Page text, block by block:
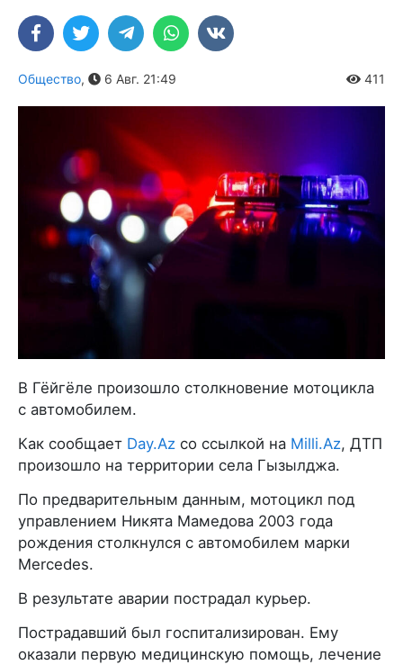
Общество, 6 Авг. 21:49 411
В Гёйгёле произошло столкновение мотоцикла
с автомобилем.
Как сообщает Day.Az со ссылкой на Milli.Az, ДТП
произошло на территории села Гызылджа.
По предварительным данным, мотоцикл под
управлением Никята Мамедова 2003 года
рождения столкнулся с автомобилем марки
Mercedes.
В результате аварии пострадал курьер.
Пострадавший был госпитализирован. Ему
оказали первую медицинскую помощь, лечение